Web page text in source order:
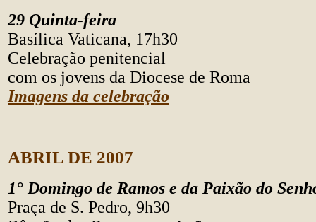
29 Quinta-feira
Basílica Vaticana, 17h30
Celebração penitencial
com os jovens da Diocese de Roma
Imagens da celebração
ABRIL DE 2007
1° Domingo de Ramos e da Paixão do
Praça de S. Pedro, 9h30